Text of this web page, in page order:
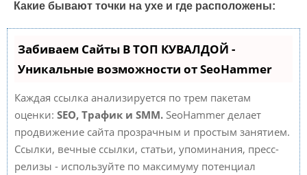
Какие бывают точки на ухе и где расположены:
Забиваем Сайты В ТОП КУВАЛДОЙ -
Уникальные возможности от SeoHammer
Каждая ссылка анализируется по трем пакетам
оценки: SEO, Трафик и SMM. SeoHammer делает
продвижение сайта прозрачным и простым занятием.
Ссылки, вечные ссылки, статьи, упоминания, пресс-
релизы - используйте по максимуму потенциал